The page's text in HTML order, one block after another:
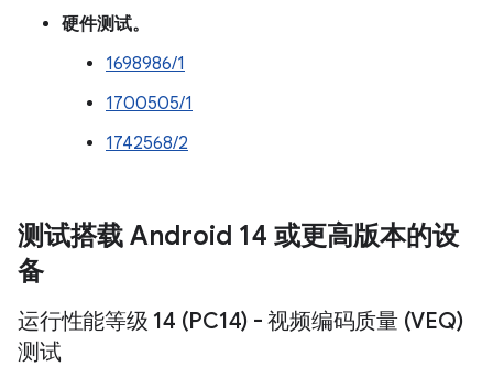
硬件测试。
1698986/1
1700505/1
1742568/2
测试搭载 Android 14 或更高版本的设
备
运行性能等级 14 (PC14) - 视频编码质量 (VEQ)
测试